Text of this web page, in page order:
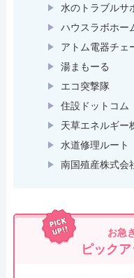
水のトラブルサ
ハウスラボホー
アトム電器チェ
湯まもーる
エコ突撃隊
住設ドットコム
天草エネルギー
水道修理ルート
南国殖産株式会
お急
ピック